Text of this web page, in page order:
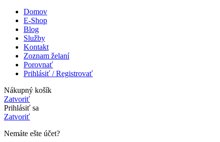
Domov
E-Shop
Blog
Služby
Kontakt
Zoznam želaní
Porovnať
Prihlásiť / Registrovať
Nákupný košík
Zatvoriť
Prihlásiť sa
Zatvoriť
Nemáte ešte účet?